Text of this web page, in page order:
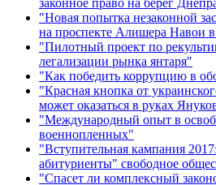
"Новая попытка незаконной
на проспекте Алишера Навои
"Пилотный проект по
легализации рынка янтаря"
"Как победить коррупцию в
"Красная кнопка от
может оказаться в руках
"Международный опыт в
военнопленных"
"Вступительная кампания
абитуриенты" свободное
"Спасет ли комплексный